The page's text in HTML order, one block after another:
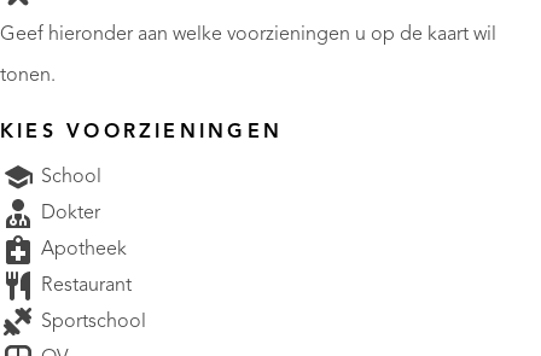
Geef hieronder aan welke voorzieningen u op de kaart wil
tonen.
KIES VOORZIENINGEN
School
Dokter
Apotheek
Restaurant
Sportschool